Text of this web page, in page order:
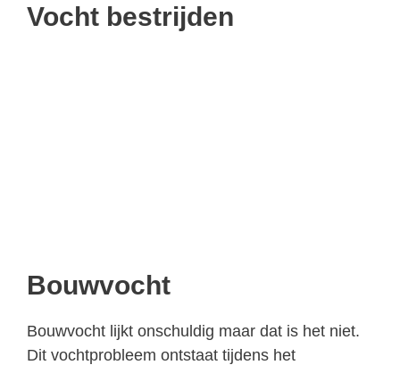
Vocht bestrijden
Bouwvocht
Bouwvocht lijkt onschuldig maar dat is het niet.
Dit vochtprobleem ontstaat tijdens het